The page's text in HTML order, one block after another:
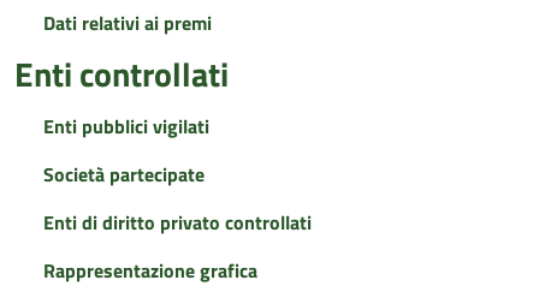
Dati relativi ai premi
Enti controllati
Enti pubblici vigilati
Società partecipate
Enti di diritto privato controllati
Rappresentazione grafica